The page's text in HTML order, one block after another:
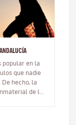
popular en la
que nadie
hecho, la
de la